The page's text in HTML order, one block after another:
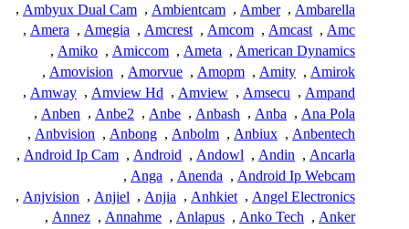
Ambarella
,
Amber
,
Ambientcam
,
Ambyux Dual Cam
,
Amc
,
Amcast
,
Amcom
,
Amcrest
,
Amegia
,
Amera
,
American Dynamics
,
Ameta
,
Amiccom
,
Amiko
,
Amirok
,
Amity
,
Amopm
,
Amorvue
,
Amovision
,
Ampand
,
Amsecu
,
Amview
,
Amview Hd
,
Amway
,
Ana Pola
,
Anba
,
Anbash
,
Anbe
,
Anbe2
,
Anben
,
Anbentech
,
Anbiux
,
Anbolm
,
Anbong
,
Anbvision
,
Ancarla
,
Andin
,
Andowl
,
Android
,
Android Ip Cam
,
Android Ip Webcam
,
Anenda
,
Anga
,
Angel Electronics
,
Anhkiet
,
Anjia
,
Anjiel
,
Anjvision
,
Anker
,
Anko Tech
,
Anlapus
,
Annahme
,
Annez
,